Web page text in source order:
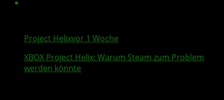
Project Helixvor 1 Woche
XBOX Project Helix: Warum Steam zum Problem
werden könnte